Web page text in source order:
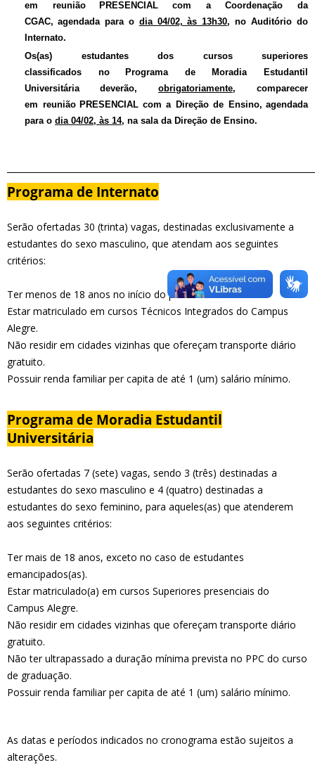
em reunião PRESENCIAL
com a Coordenação da
CGAC, agendada para o dia 04/02, às 13h30, no Auditório do
Internato.
Os(as) estudantes dos cursos superiores
classificados no
Programa de Moradia Estudantil
Universitária
deverão, obrigatoriamente, comparecer
em reunião PRESENCIAL com a Direção de Ensino, agendada
para o dia 04/02, às 14, na sala da Direção de Ensino.
Programa de Internato
Serão ofertadas 30 (trinta) vagas, destinadas exclusivamente a
estudantes do sexo masculino, que atendam aos seguintes
critérios:
Ter menos de 18 anos no início do período letivo.
Estar matriculado em cursos Técnicos Integrados do Campus
Alegre.
Não residir em cidades vizinhas que ofereçam transporte diário
gratuito.
Possuir renda familiar per capita de até 1 (um) salário mínimo.
Programa de Moradia Estudantil
Universitária
Serão ofertadas 7 (sete) vagas, sendo 3 (três) destinadas a
estudantes do sexo masculino e 4 (quatro) destinadas a
estudantes do sexo feminino, para aqueles(as) que atenderem
aos seguintes critérios:
Ter mais de 18 anos, exceto no caso de estudantes
emancipados(as).
Estar matriculado(a) em cursos Superiores presenciais do
Campus Alegre.
Não residir em cidades vizinhas que ofereçam transporte diário
gratuito.
Não ter ultrapassado a duração mínima prevista no PPC do curso
de graduação.
Possuir renda familiar per capita de até 1 (um) salário mínimo.
As datas e períodos indicados no cronograma estão sujeitos a
alterações.